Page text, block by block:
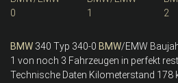
BMW 340 Typ 340-0 BMW/EMW
1 von noch 3 Fahrzeugen in perfekt
Technische Daten Kilometerstand 178